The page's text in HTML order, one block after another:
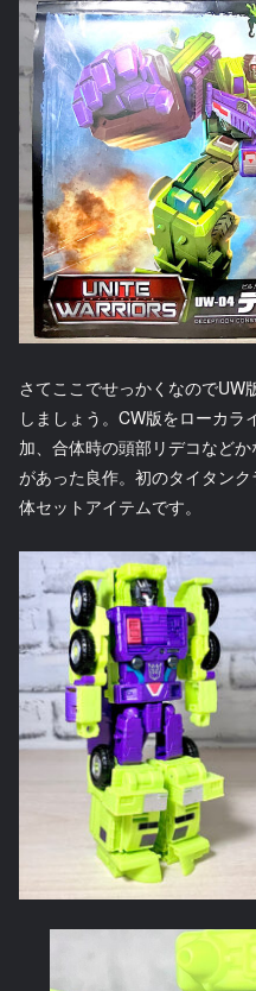
さてここでせっかくなのでUW
しましょう。CW版をローカラ
加、合体時の頭部リデコなど
があった良作。初のタイタン
体セットアイテムです。